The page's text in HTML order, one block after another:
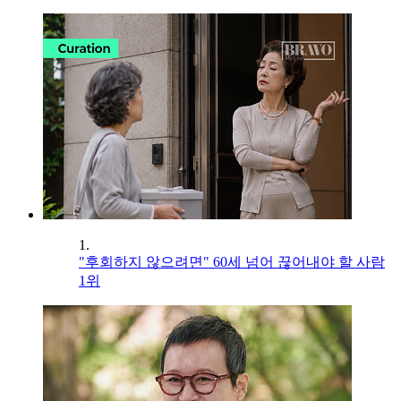
1.
"후회하지 않으려면" 60세 넘어 끊어내야 할 사람
1위